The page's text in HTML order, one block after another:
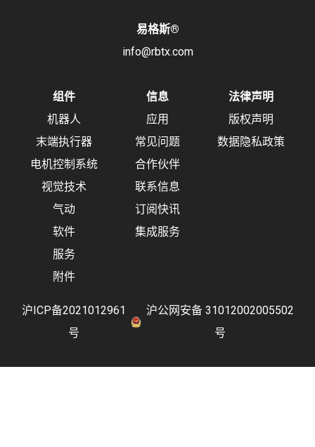
易格斯®
info@rbtx.com
组件
机器人
末端执行器
电机控制系统
视觉技术
气动
软件
服务
附件
信息
应用
常见问题
合作伙伴
联系信息
订阅快讯
集成服务
法律声明
版权声明
数据隐私政策
沪ICP备2021012961
号
沪公网安备 31012002005502
号